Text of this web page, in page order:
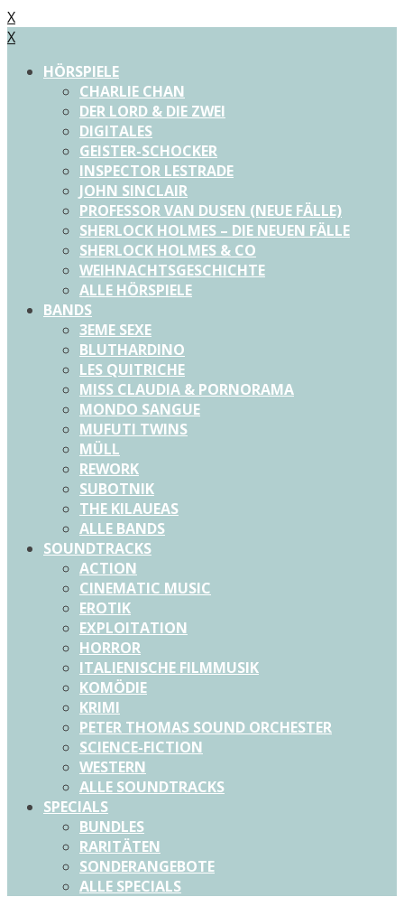
X
X
HÖRSPIELE
CHARLIE CHAN
DER LORD & DIE ZWEI
DIGITALES
GEISTER-SCHOCKER
INSPECTOR LESTRADE
JOHN SINCLAIR
PROFESSOR VAN DUSEN (NEUE FÄLLE)
SHERLOCK HOLMES – DIE NEUEN FÄLLE
SHERLOCK HOLMES & CO
WEIHNACHTSGESCHICHTE
ALLE HÖRSPIELE
BANDS
3EME SEXE
BLUTHARDINO
LES QUITRICHE
MISS CLAUDIA & PORNORAMA
MONDO SANGUE
MUFUTI TWINS
MÜLL
REWORK
SUBOTNIK
THE KILAUEAS
ALLE BANDS
SOUNDTRACKS
ACTION
CINEMATIC MUSIC
EROTIK
EXPLOITATION
HORROR
ITALIENISCHE FILMMUSIK
KOMÖDIE
KRIMI
PETER THOMAS SOUND ORCHESTER
SCIENCE-FICTION
WESTERN
ALLE SOUNDTRACKS
SPECIALS
BUNDLES
RARITÄTEN
SONDERANGEBOTE
ALLE SPECIALS